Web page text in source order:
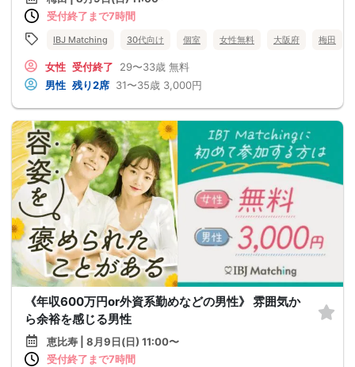
受付終了まで7時間
IBJ Matching 30代向け 個室 女性無料 大阪府 梅田
女性 受付終了 29〜33歳 無料
男性 残り2席 31〜35歳 3,000円
《年収600万円or外資系勤めなどの男性》 雰囲気か
ら余裕を感じる男性
恵比寿 | 8月9日(日) 11:00〜
受付終了まで7時間